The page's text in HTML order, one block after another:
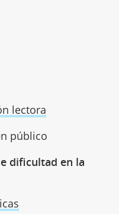
lectora
público
dificultad en la